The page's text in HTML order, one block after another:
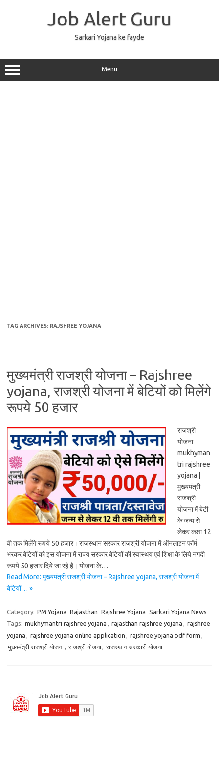
Job Alert Guru
Sarkari Yojana ke fayde
Menu
TAG ARCHIVES: RAJSHREE YOJANA
मुख्यमंत्री राजश्री योजना – Rajshree
yojana, राजश्री योजना में बेटियों को मिलेंगे
रूपये 50 हजार
राजश्री
योजना
mukhyman
tri rajshree
yojana |
मुख्यमंत्री
राजश्री
योजना में बेटी
के जन्म से
लेकर कक्षा 12
वी तक मिलेंगे रूपये 50 हजार। राजस्थान सरकार राजश्री योजना में ऑनलाइन फॉर्म
भरकर बेटियों को इस योजना में राज्य सरकार बेटियों की स्वास्थय एवं शिक्षा के लिये नगदी
रूपये 50 हजार दिये जा रहे है। योजना के…
Read More: मुख्यमंत्री राजश्री योजना – Rajshree yojana, राजश्री योजना में
बेटियों… »
Category: PM Yojana Rajasthan Rajshree Yojana Sarkari Yojana News
Tags: mukhymantri rajshree yojana , rajasthan rajshree yojana , rajshree
yojana , rajshree yojana online application , rajshree yojana pdf form ,
मुख्यमंत्री राजश्री योजना, राजश्री योजना, राजस्थान सरकारी योजना